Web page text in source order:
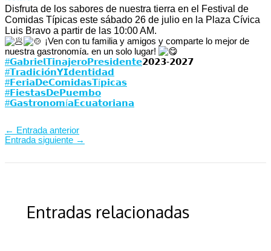
Disfruta de los sabores de nuestra tierra en el Festival de
Comidas Típicas este sábado 26 de julio en la Plaza Cívica
Luis Bravo a partir de las 10:00 AM.
¡Ven con tu familia y amigos y comparte lo mejor de
nuestra gastronomía. en un solo lugar!
#𝗚𝗮𝗯𝗿𝗶𝗲𝗹𝗧𝗶𝗻𝗮𝗷𝗲𝗿𝗼𝗣𝗿𝗲𝘀𝗶𝗱𝗲𝗻𝘁𝗲⁣𝟮𝟬𝟮𝟯-𝟮𝟬𝟮𝟳
#𝗧𝗿𝗮𝗱𝗶𝗰𝗶𝗼́𝗻𝗬𝗜𝗱𝗲𝗻𝘁𝗶𝗱𝗮𝗱
#𝗙𝗲𝗿𝗶𝗮𝗗𝗲𝗖𝗼𝗺𝗶𝗱𝗮𝘀𝗧í𝗽𝗶𝗰𝗮𝘀
#𝗙𝗶𝗲𝘀𝘁𝗮𝘀𝗗𝗲𝗣𝘂𝗲𝗺𝗯𝗼
#𝗚𝗮𝘀𝘁𝗿𝗼𝗻𝗼𝗺í𝗮𝗘𝗰𝘂𝗮𝘁𝗼𝗿𝗶𝗮𝗻𝗮
← Entrada anterior
Entrada siguiente →
Entradas relacionadas